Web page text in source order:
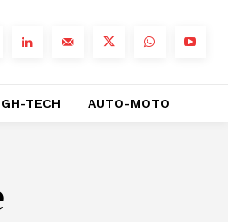
TECH AUTO-MOTO